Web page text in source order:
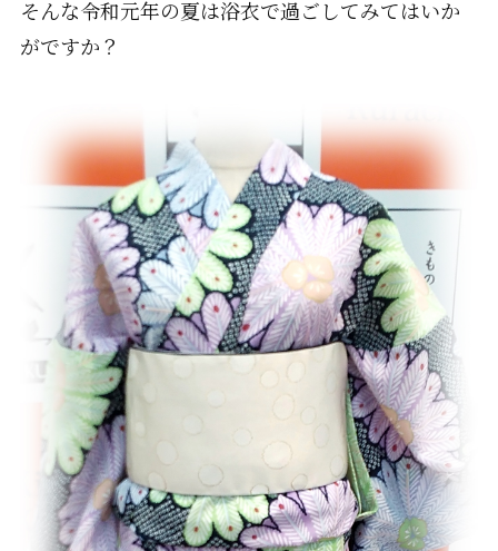
そんな令和元年の夏は浴衣で過ごしてみてはいか
がですか？